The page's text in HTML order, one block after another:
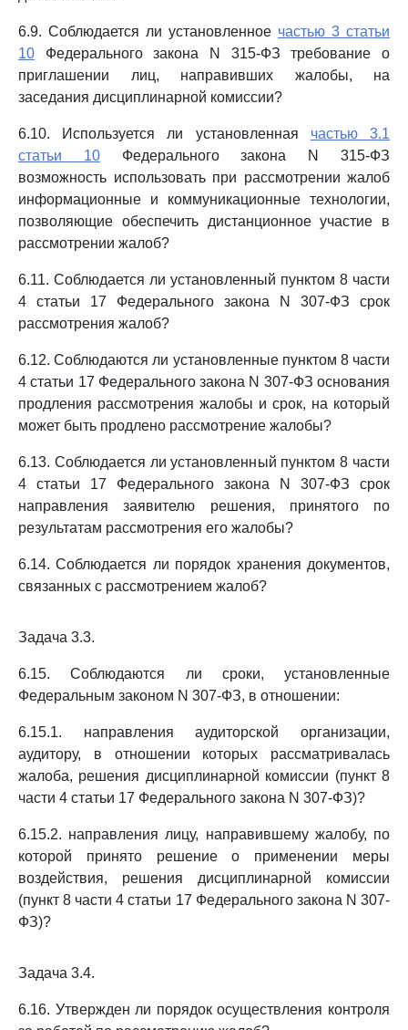
6.9. Соблюдается ли установленное частью 3 статьи
10 Федерального закона N 315-ФЗ требование о
приглашении лиц, направивших жалобы, на
заседания дисциплинарной комиссии?
6.10. Используется ли установленная частью 3.1
статьи 10Федерального закона N 315-ФЗ
возможность использовать при рассмотрении жалоб
информационные и коммуникационные технологии,
позволяющие обеспечить дистанционное участие в
рассмотрении жалоб?
6.11. Соблюдается ли установленный пунктом 8 части
4 статьи 17 Федерального закона N 307-ФЗ срок
рассмотрения жалоб?
6.12. Соблюдаются ли установленные пунктом 8 части
4 статьи 17 Федерального закона N 307-ФЗ основания
продления рассмотрения жалобы и срок, на который
может быть продлено рассмотрение жалобы?
6.13. Соблюдается ли установленный пунктом 8 части
4 статьи 17 Федерального закона N 307-ФЗ срок
направления заявителю решения, принятого по
результатам рассмотрения его жалобы?
6.14. Соблюдается ли порядок хранения документов,
связанных с рассмотрением жалоб?
Задача 3.3.
6.15. Соблюдаются ли сроки, установленные
Федеральным законом N 307-ФЗ, в отношении:
6.15.1. направления аудиторской организации,
аудитору, в отношении которых рассматривалась
жалоба, решения дисциплинарной комиссии (пункт 8
части 4 статьи 17 Федерального закона N 307-ФЗ)?
6.15.2. направления лицу, направившему жалобу, по
которой принято решение о применении меры
воздействия, решения дисциплинарной комиссии
(пункт 8 части 4 статьи 17 Федерального закона N 307-
ФЗ)?
Задача 3.4.
6.16. Утвержден ли порядок осуществления контроля